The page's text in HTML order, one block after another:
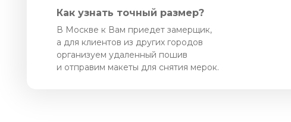
В Москве к Вам приедет замерщик,
а для клиентов из других городов
организуем удаленный пошив
и отправим макеты для снятия мерок.
Как узнать точный размер?